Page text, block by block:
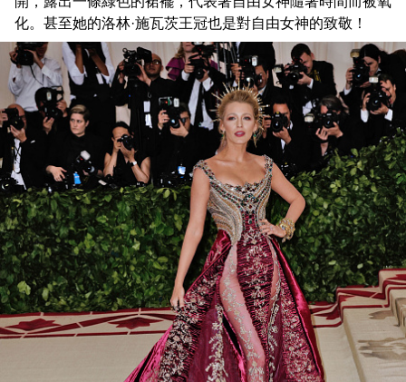
化。甚至她的洛林·施瓦茨王冠也是對自由女神的致敬！